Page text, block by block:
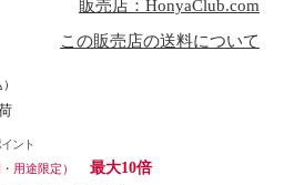
販売店：HonyaClub.com
この販売店の送料について
・用途限定）
最大10倍